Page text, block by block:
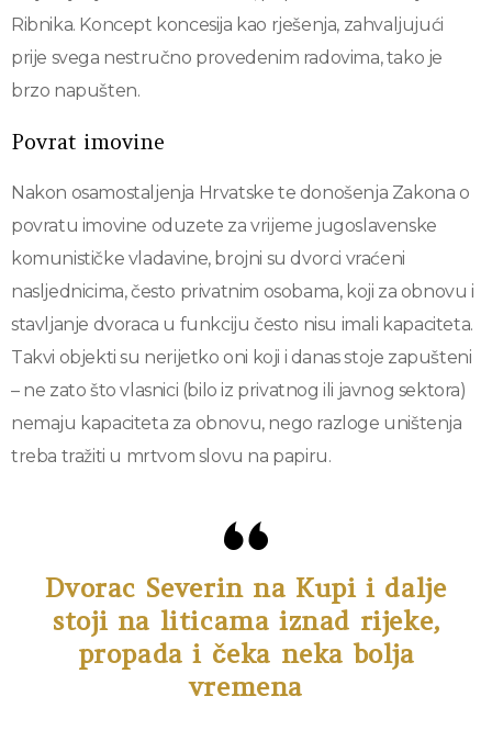
Ribnika. Koncept koncesija kao rješenja, zahvaljujući
prije svega nestručno provedenim radovima, tako je
brzo napušten.
Povrat imovine
Nakon osamostaljenja Hrvatske te donošenja Zakona o
povratu imovine oduzete za vrijeme jugoslavenske
komunističke vladavine, brojni su dvorci vraćeni
nasljednicima, često privatnim osobama, koji za obnovu i
stavljanje dvoraca u funkciju često nisu imali kapaciteta.
Takvi objekti su nerijetko oni koji i danas stoje zapušteni
– ne zato što vlasnici (bilo iz privatnog ili javnog sektora)
nemaju kapaciteta za obnovu, nego razloge uništenja
treba tražiti u mrtvom slovu na papiru.
Dvorac Severin na Kupi i dalje
stoji na liticama iznad rijeke,
propada i čeka neka bolja
vremena